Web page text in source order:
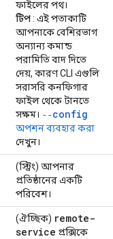
ফাইলের পথ।
টিপ: এই পতাকাটি
আপনাকে বেশিরভাগ
অন্যান্য কমান্ড
পরামিতি বাদ দিতে
দেয়, কারণ CLI এগুলি
সরাসরি কনফিগার
ফাইল থেকে টানতে
সক্ষম। ‑‑config
অপশন ব্যবহার করা
দেখুন।
(স্ট্রিং) আপনার
প্রতিষ্ঠানের একটি
পরিবেশ।
(ঐচ্ছিক) remote-
service প্রক্সিকে